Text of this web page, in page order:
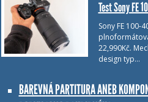
Test Sony FE
Sony FE 100-
22,990Kč.
design typ…
BAREVNÁ PARTITURA ANEB